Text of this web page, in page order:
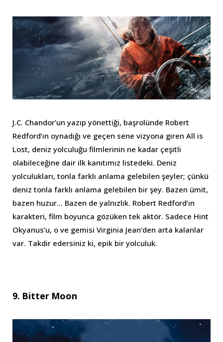
J.C. Chandor’un yazıp yönettiği, başrolünde Robert
Redford’ın oynadığı ve geçen sene vizyona giren All is
Lost, deniz yolculuğu filmlerinin ne kadar çeşitli
olabileceğine dair ilk kanıtımız listedeki. Deniz
yolculukları, tonla farklı anlama gelebilen şeyler; çünkü
deniz tonla farklı anlama gelebilen bir şey. Bazen ümit,
bazen huzur… Bazen de yalnızlık. Robert Redford’ın
karakteri, film boyunca gözüken tek aktör. Sadece Hint
Okyanus’u, o ve gemisi Virginia Jean’den arta kalanlar
var. Takdir edersiniz ki, epik bir yolculuk.
9. Bitter Moon